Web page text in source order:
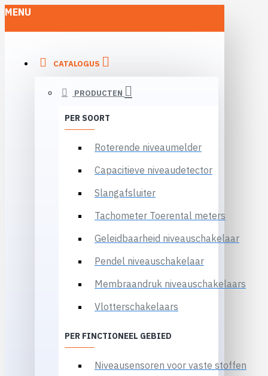
MENU
CATALOGUS
PRODUCTEN
PER SOORT
Roterende niveaumelder
Capacitieve niveaudetector
Slangafsluiter
Tachometer Toerental meters
Geleidbaarheid niveauschakelaar
Pendel niveauschakelaar
Membraandruk niveauschakelaars
Vlotterschakelaars
PER FINCTIONEEL GEBIED
Niveausensoren voor vaste stoffen